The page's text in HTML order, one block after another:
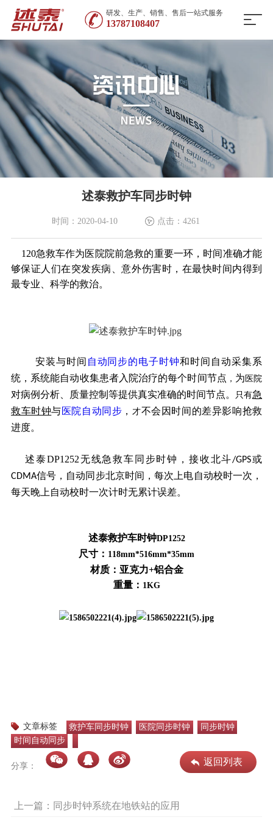
研发、生产、销售、售后一站式服务
13787108407
述泰救护车同步时钟
时间：2020-04-10 点击：4261
120急救车作为医院院前急救的重要一环，时间准确才能
够保证人们在突发疾病、意外伤害时，在最快时间内得到
最专业、科学的救治。
安装与时间 自动同步的电子时钟和时间自动采集系
统，系统能自动收集患者入院治疗的每个时间节点 ， 为医院
对病例分析、质量控制等提供真实准确的时间节点。 只有急
救车时钟与 医院自动同步 ，才不会因时间的差异影响抢救
进度。
述泰DP1252无线急救车同步时钟，接收北斗/GPS或
CDMA信号，自动同步北京时间，每次上电自动校时一次，
每天晚上自动校时一次计时无累计误差。
述泰救护车时钟DP1252
尺寸： 118mm*516mm*35mm
材质：亚克力+铝合金
重量： 1KG
文章标签 救护车同步时钟 医院同步时钟
同步时钟
时间自动同步
分享： 返回列表
上一篇：同步时钟系统在地铁站的应用